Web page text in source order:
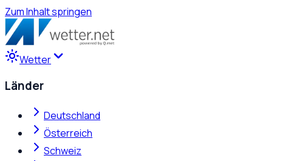
Zum Inhalt springen
Wetter
Länder
Deutschland
Österreich
Schweiz